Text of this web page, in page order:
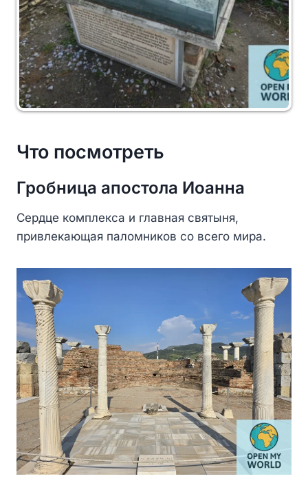
Что посмотреть
Гробница апостола Иоанна
Сердце комплекса и главная святыня,
привлекающая паломников со всего мира.